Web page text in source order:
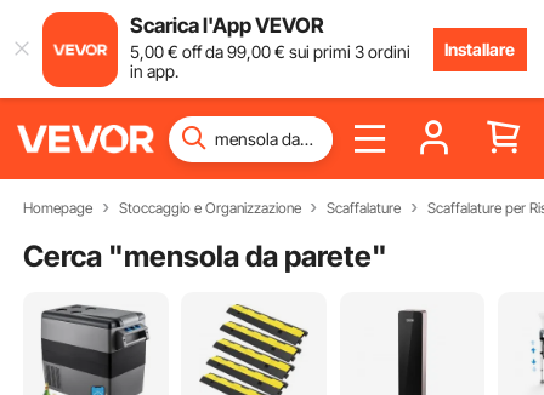
Scarica l'App VEVOR
5,00€ off da99,00€ sui primi 3 ordini
in app.
Installare
Homepage Stoccaggio e Organizzazione Scaffalature Scaffalature per
Cerca "mensola da parete"